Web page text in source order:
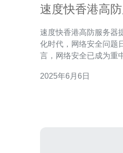
速度快香港高
速度快香港高防服务器提供专
化时代，网络安全问题
言，网络安全已成为重
防服务器采用先进的技
2025年6月6日